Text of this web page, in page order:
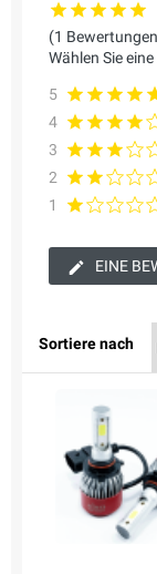
(1
Wählen Sie
5
4
3
2
1
EINE
Sortiere nach